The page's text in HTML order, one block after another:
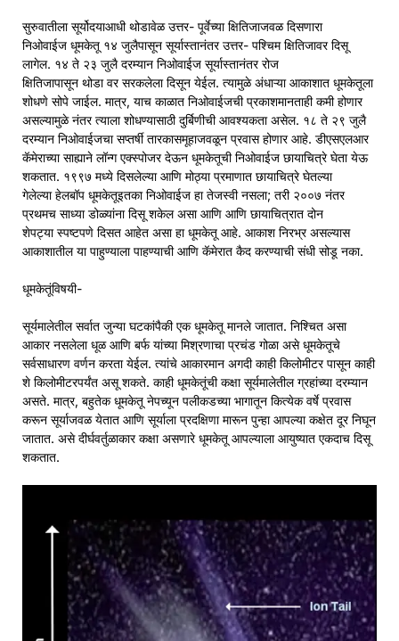
सुरुवातीला सूर्योदयाआधी थोडावेळ उत्तर- पूर्वेच्या क्षितिजाजवळ दिसणारा
निओवाईज धूमकेतू १४ जुलैपासून सूर्यास्तानंतर उत्तर- पश्चिम क्षितिजावर दिसू
लागेल. १४ ते २३ जुलै दरम्यान निओवाईज सूर्यास्तानंतर रोज
क्षितिजापासून थोडा वर सरकलेला दिसून येईल. त्यामुळे अंधाऱ्या आकाशात धूमकेतूला
शोधणे सोपे जाईल. मात्र, याच काळात निओवाईजची प्रकाशमानताही कमी होणार
असल्यामुळे नंतर त्याला शोधण्यासाठी दुर्बिणीची आवश्यकता असेल. १८ ते २९ जुलै
दरम्यान निओवाईजचा सप्तर्षी तारकासमूहाजवळून प्रवास होणार आहे. डीएसएलआर
कॅमेराच्या साह्याने लॉन्ग एक्स्पोजर देऊन धूमकेतूची निओवाईज छायाचित्रे घेता येऊ
शकतात. १९९७ मध्ये दिसलेल्या आणि मोठ्या प्रमाणात छायाचित्रे घेतल्या
गेलेल्या हेलबॉप धूमकेतूइतका निओवाईज हा तेजस्वी नसला; तरी २००७ नंतर
प्रथमच साध्या डोळ्यांना दिसू शकेल असा आणि आणि छायाचित्रात दोन
शेपट्या स्पष्टपणे दिसत आहेत असा हा धूमकेतू आहे. आकाश निरभ्र असल्यास
आकाशातील या पाहुण्याला पाहण्याची आणि कॅमेरात कैद करण्याची संधी सोडू नका.
धूमकेतूंविषयी-
सूर्यमालेतील सर्वात जुन्या घटकांपैकी एक धूमकेतू मानले जातात. निश्चित असा
आकार नसलेला धूळ आणि बर्फ यांच्या मिश्रणाचा प्रचंड गोळा असे धूमकेतूचे
सर्वसाधारण वर्णन करता येईल. त्यांचे आकारमान अगदी काही किलोमीटर पासून काही
शे किलोमीटरपर्यंत असू शकते. काही धूमकेतूंची कक्षा सूर्यमालेतील ग्रहांच्या दरम्यान
असते. मात्र, बहुतेक धूमकेतू नेपच्यून पलीकडच्या भागातून कित्येक वर्षे प्रवास
करून सूर्याजवळ येतात आणि सूर्याला प्रदक्षिणा मारून पुन्हा आपल्या कक्षेत दूर निघून
जातात. असे दीर्घवर्तुळाकार कक्षा असणारे धूमकेतू आपल्याला आयुष्यात एकदाच दिसू
शकतात.